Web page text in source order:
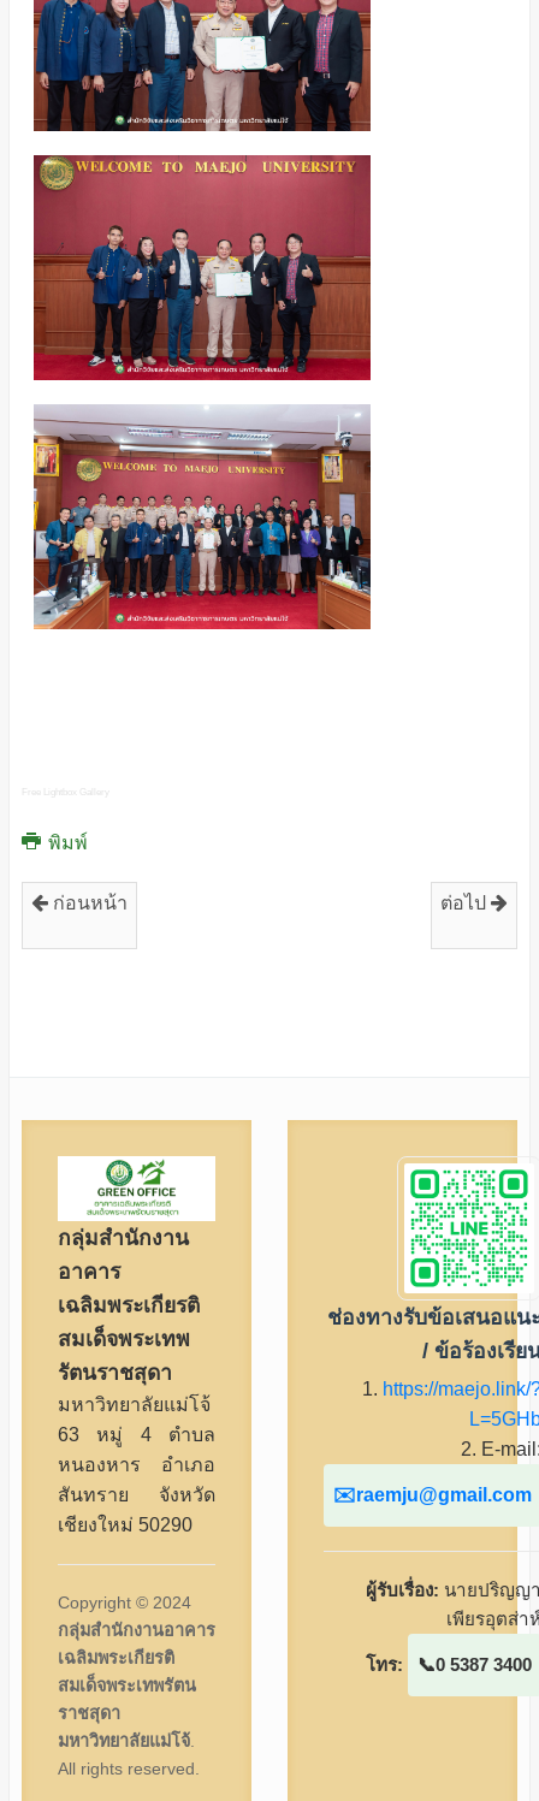
Free Lightbox Gallery
พิมพ์
ก่อนหน้า ต่อไป
กลุ่มสำนักงาน
อาคาร
เฉลิมพระเกียรติ
สมเด็จพระเทพ
รัตนราชสุดา
มหาวิทยาลัยแม่โจ้
63 หมู่ 4 ตำบล
หนองหาร อำเภอ
สันทราย จังหวัด
เชียงใหม่ 50290
Copyright © 2024
กลุ่มสำนักงานอาคาร
เฉลิมพระเกียรติ
สมเด็จพระเทพรัตน
ราชสุดา
มหาวิทยาลัยแม่โจ้.
All rights reserved.
ช่องทางรับข้อเสนอแน
/ ข้อร้องเรีย
1. https://maejo.link/
2. E-
raemju@gmail.com
ผู้รับเรื่อง: นายปริญญ
เพียรอุตส่า
โทร: 0 5387 3400